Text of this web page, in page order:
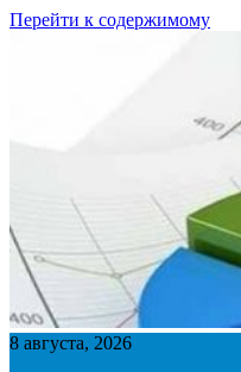
Перейти к содержимому
8 августа, 2026